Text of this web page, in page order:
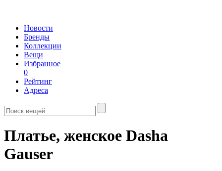
Новости
Бренды
Коллекции
Вещи
Избранное
0
Рейтинг
Адреса
Платье, женское Dasha
Gauser